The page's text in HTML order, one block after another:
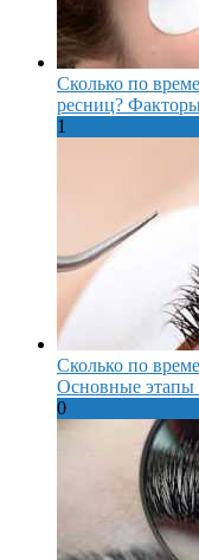
Сколько по
ресниц?
1
Сколько по
Основные
0